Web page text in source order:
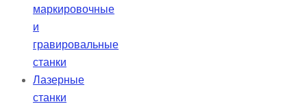
маркировочные
и
гравировальные
станки
Лазерные
станки